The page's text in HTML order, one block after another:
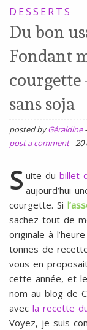
SANS
GLUTEN,
SANS
LAIT,
SOJA,
SANS
DESSERTS
Du bon
Fondant
courgette
sans soja
posted byGéraldine -
post a comment -20
S uite du billet
aujourd’hui
courgette. Si
sachez tout de
originale à
tonnes de
vous en
cette année, et
nom au blog de
avec la recette
Voyez, je suis